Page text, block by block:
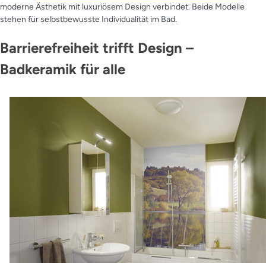
moderne Ästhetik mit luxuriösem Design verbindet. Beide Modelle
stehen für selbstbewusste Individualität im Bad.
Barrierefreiheit trifft Design –
Badkeramik für alle